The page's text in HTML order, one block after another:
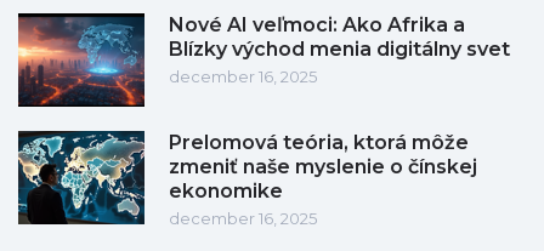
Nové AI veľmoci: Ako Afrika a
Blízky východ menia digitálny svet
december 16, 2025
Prelomová teória, ktorá môže
zmeniť naše myslenie o čínskej
ekonomike
december 16, 2025